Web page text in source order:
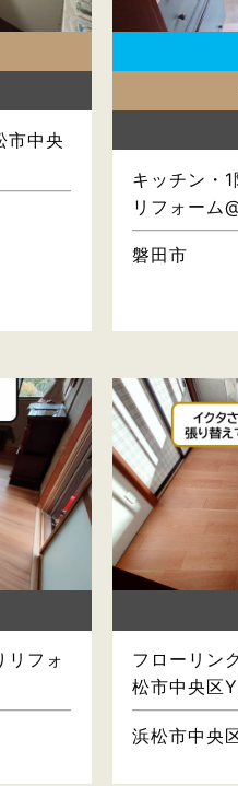
市中央
キッチン・
リフォーム
磐田市
リフォ
フローリン
松市中央区
浜松市中央